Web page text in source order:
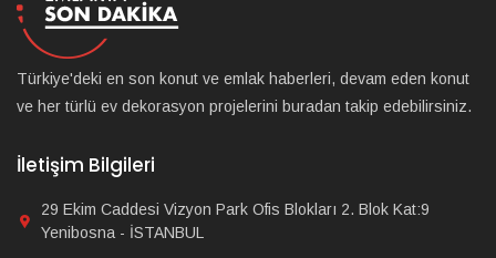
Türkiye'deki en son konut ve emlak haberleri, devam eden konut
ve her türlü ev dekorasyon projelerini buradan takip edebilirsiniz.
İletişim Bilgileri
29 Ekim Caddesi Vizyon Park Ofis Blokları 2. Blok Kat:9
Yenibosna - İSTANBUL